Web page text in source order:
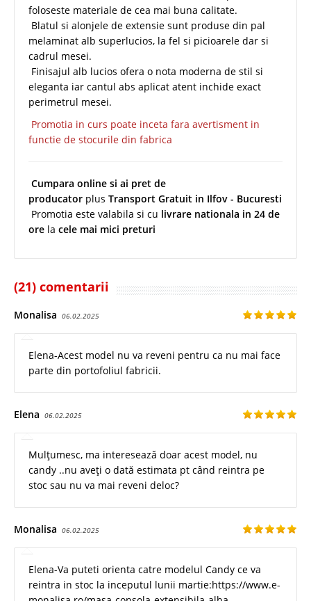
foloseste materiale de cea mai buna calitate.
Blatul si alonjele de extensie sunt produse din pal
melaminat alb superlucios, la fel si picioarele dar si
cadrul mesei.
Finisajul alb lucios ofera o nota moderna de stil si
eleganta iar cantul abs aplicat atent inchide exact
perimetrul mesei.
Promotia in curs poate inceta fara avertisment in
functie de stocurile din fabrica
Cumpara online si ai pret de
producator plus Transport Gratuit in Ilfov - Bucuresti
Promotia este valabila si cu livrare nationala in 24 de
ore la cele mai mici preturi
(21) comentarii
Monalisa 06.02.2025
Elena-Acest model nu va reveni pentru ca nu mai face
parte din portofoliul fabricii.
Elena 06.02.2025
Mulțumesc, ma interesează doar acest model, nu
candy ..nu aveți o dată estimata pt când reintra pe
stoc sau nu va mai reveni deloc?
Monalisa 06.02.2025
Elena-Va puteti orienta catre modelul Candy ce va
reintra in stoc la inceputul lunii martie:https://www.e-